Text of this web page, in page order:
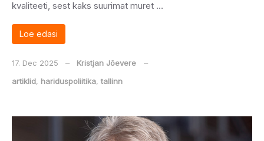
kvaliteeti, sest kaks suurimat muret …
Loe edasi
17. Dec 2025 ‒ Kristjan Jõevere
‒
artiklid, hariduspoliitika, tallinn